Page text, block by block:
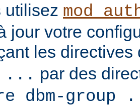
utilisez
jour votre
les
... par des
dbm-group